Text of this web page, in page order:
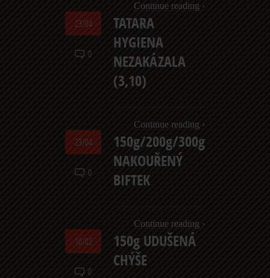
Continue reading ›
23/04
0
TATARA
HYGIENA
NEZAKÁZALA
(3,10)
Continue reading ›
23/04
0
150g/200g/300g
NAKOUŘENÝ
BIFTEK
Continue reading ›
10/02
0
150g UDUŠENÁ
CHÝŠE